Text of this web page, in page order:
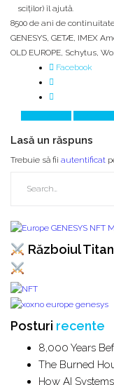
sciților) îl ajută.
8500 de ani de
GENESYS, GETÆ, IMEX
OLD EUROPE, Schytus,
Facebook
Lasă un răspuns
Trebuie să fii autentificat
Războiul
Posturi recente
8,000 Years
The Burned
How AI